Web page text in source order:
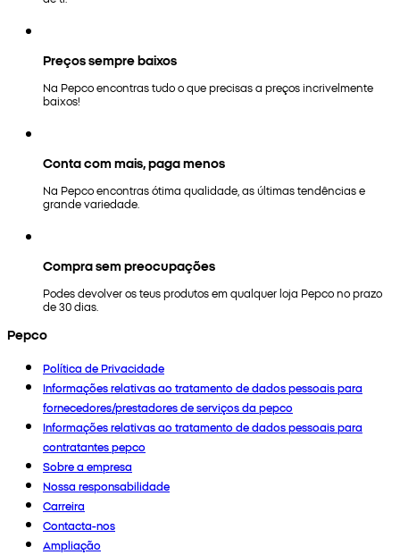
Preços sempre baixos
Na Pepco encontras tudo o que precisas a preços incrivelmente
baixos!
Conta com mais, paga menos
Na Pepco encontras ótima qualidade, as últimas tendências e
grande variedade.
Compra sem preocupações
Podes devolver os teus produtos em qualquer loja Pepco no prazo
de 30 dias.
Pepco
Política de Privacidade
Informações relativas ao tratamento de dados pessoais para
fornecedores/prestadores de serviços da pepco
Informações relativas ao tratamento de dados pessoais para
contratantes pepco
Sobre a empresa
Nossa responsabilidade
Carreira
Contacta-nos
Ampliação